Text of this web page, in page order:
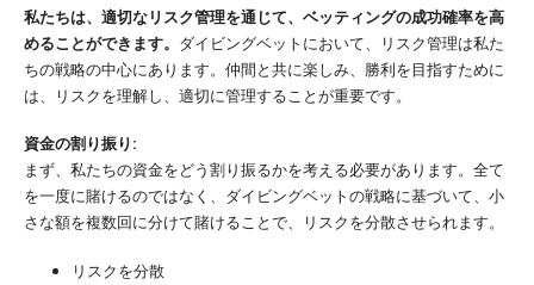
私たちは、適切なリスク管理を通じて、ベッティングの成功確率を高
めることができます。 ダイビングベットにおいて、リスク管理は私た
ちの戦略の中心にあります。仲間と共に楽しみ、勝利を目指すために
は、リスクを理解し、適切に管理することが重要です。
資金の割り振り:
まず、私たちの資金をどう割り振るかを考える必要があります。全て
を一度に賭けるのではなく、ダイビングベットの戦略に基づいて、小
さな額を複数回に分けて賭けることで、リスクを分散させられます。
リスクを分散